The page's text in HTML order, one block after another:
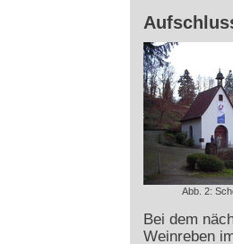
Abb. 2:
Bei dem
Weinreben